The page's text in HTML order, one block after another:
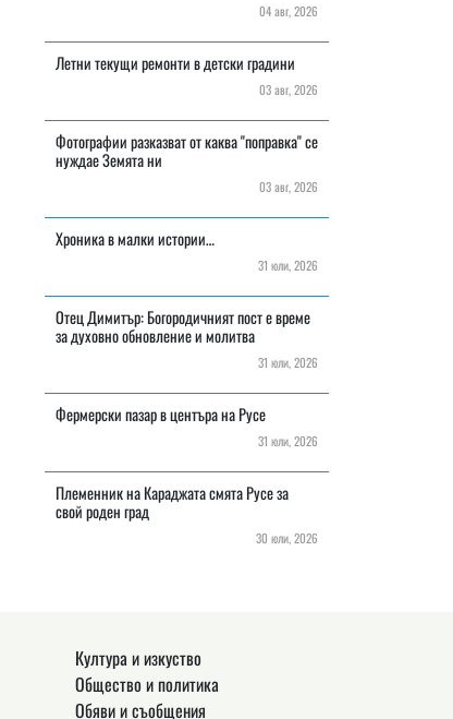
04 авг, 2026
Летни текущи ремонти в детски градини
03 авг, 2026
Фотографии разказват от каква "поправка" се
нуждае Земята ни
03 авг, 2026
Хроника в малки истории…
31 юли, 2026
Отец Димитър: Богородичният пост е време
за духовно обновление и молитва
31 юли, 2026
Фермерски пазар в центъра на Русе
31 юли, 2026
Племенник на Караджата смята Русе за
свой роден град
30 юли, 2026
Култура и изкуство
Общество и политика
Обяви и съобщения